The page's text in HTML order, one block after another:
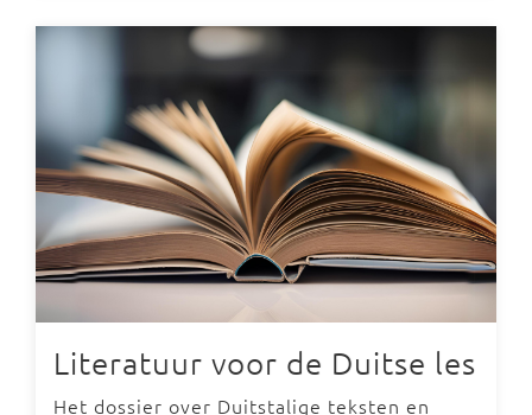
Literatuur voor de Duitse les
Het dossier over Duitstalige teksten en